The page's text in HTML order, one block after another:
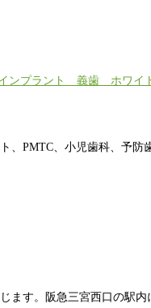
インプラント 義歯 ホワ
PMTC、小児歯科、予防
す。阪急三宮西口の駅内